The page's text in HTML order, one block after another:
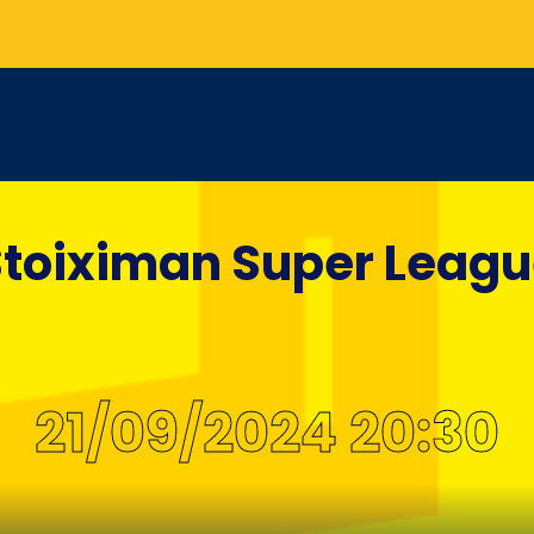
Super
21/09/2024 20:30